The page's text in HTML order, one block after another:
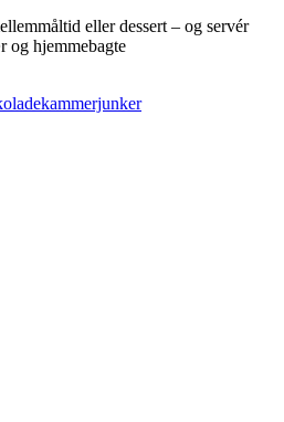
eller dessert – og servér
og hjemmebagte